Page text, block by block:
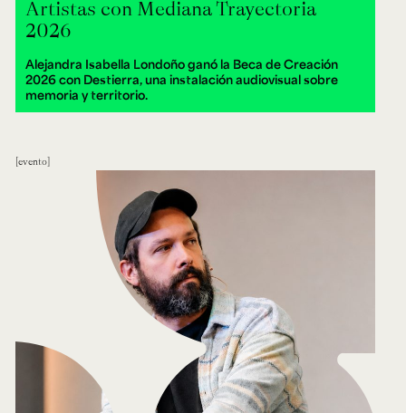
Artistas con Mediana Trayectoria
2026
Alejandra Isabella Londoño ganó la Beca de Creación
2026 con Destierra, una instalación audiovisual sobre
memoria y territorio.
evento